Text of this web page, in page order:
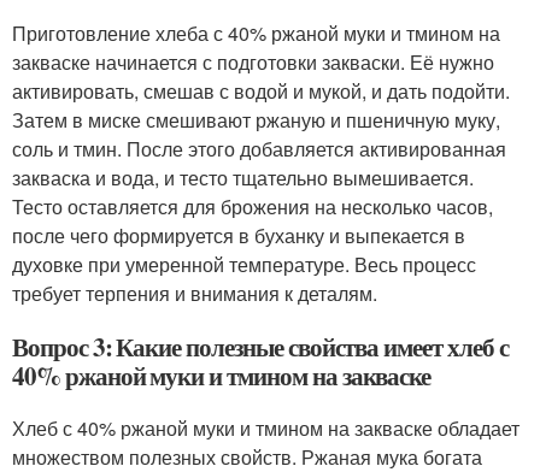
Приготовление хлеба с 40% ржаной муки и тмином на
закваске начинается с подготовки закваски. Её нужно
активировать, смешав с водой и мукой, и дать подойти.
Затем в миске смешивают ржаную и пшеничную муку,
соль и тмин. После этого добавляется активированная
закваска и вода, и тесто тщательно вымешивается.
Тесто оставляется для брожения на несколько часов,
после чего формируется в буханку и выпекается в
духовке при умеренной температуре. Весь процесс
требует терпения и внимания к деталям.
Вопрос 3: Какие полезные свойства имеет хлеб с
40% ржаной муки и тмином на закваске
Хлеб с 40% ржаной муки и тмином на закваске обладает
множеством полезных свойств. Ржаная мука богата